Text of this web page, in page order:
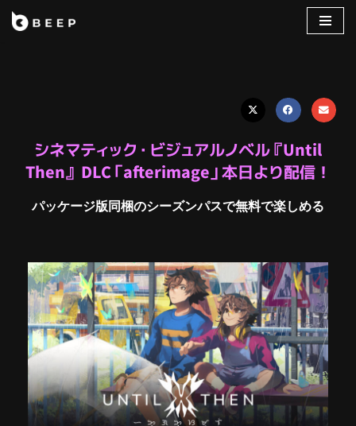
シネマティック・ビジュアルノベル『Until
Then』 DLC「afterimage」本日より配信！
パッケージ版同梱のシーズンパスで無料で楽しめる